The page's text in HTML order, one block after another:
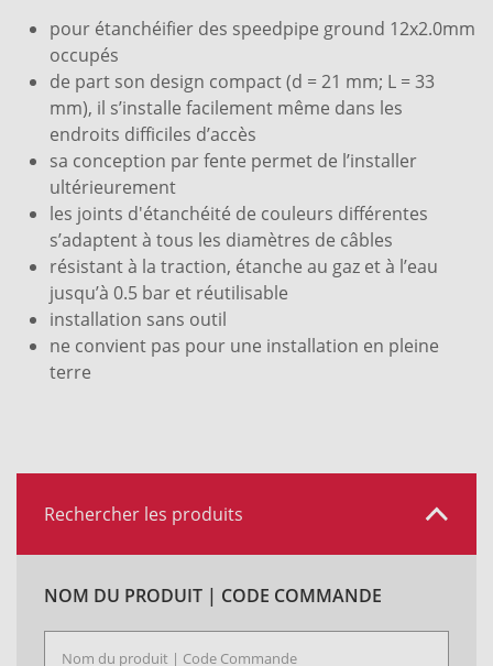
pour étanchéifier des speedpipe ground 12x2.0mm
occupés
de part son design compact (d = 21 mm; L = 33
mm), il s’installe facilement même dans les
endroits difficiles d’accès
sa conception par fente permet de l’installer
ultérieurement
les joints d'étanchéité de couleurs différentes
s’adaptent à tous les diamètres de câbles
résistant à la traction, étanche au gaz et à l’eau
jusqu’à 0.5 bar et réutilisable
installation sans outil
ne convient pas pour une installation en pleine
terre
Rechercher les produits
NOM DU PRODUIT | CODE COMMANDE